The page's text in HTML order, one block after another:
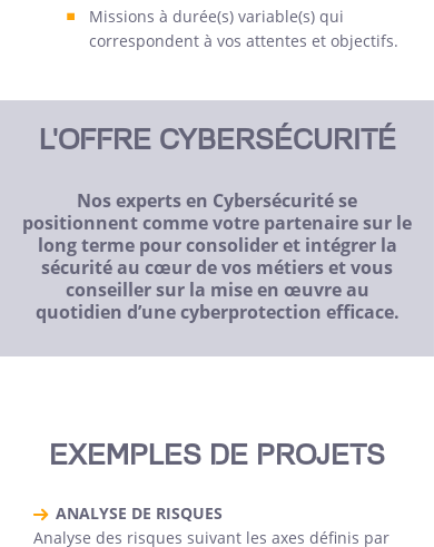
Missions à durée(s) variable(s) qui
correspondent à vos attentes et objectifs.
L'OFFRE CYBERSÉCURITÉ
Nos experts en Cybersécurité se
positionnent comme votre partenaire sur le
long terme pour consolider et intégrer la
sécurité au cœur de vos métiers et vous
conseiller sur la mise en œuvre au
quotidien d’une cyberprotection efficace.
EXEMPLES DE PROJETS
ANALYSE DE RISQUES
Analyse des risques suivant les axes définis par